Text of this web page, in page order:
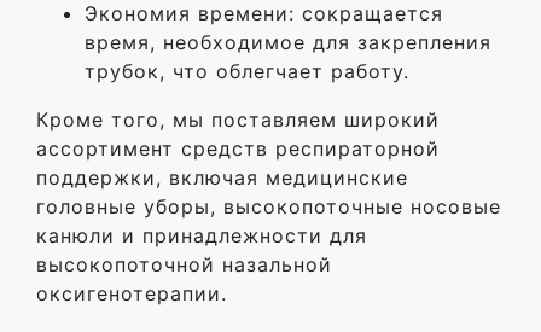
Экономия времени: сокращается
время, необходимое для закрепления
трубок, что облегчает работу.
Кроме того, мы поставляем широкий
ассортимент средств респираторной
поддержки, включая медицинские
головные уборы, высокопоточные носовые
канюли и принадлежности для
высокопоточной назальной
оксигенотерапии.